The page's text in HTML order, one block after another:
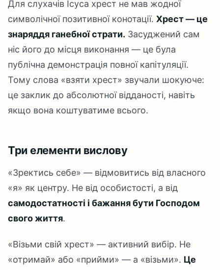
Для слухачів Ісуса хрест не мав жодної
символічної позитивної конотації. Хрест — це
знаряддя ганебної страти. Засуджений сам
ніс його до місця виконання — це була
публічна демонстрація повної капітуляції.
Тому слова «взяти хрест» звучали шокуюче:
це заклик до абсолютної відданості, навіть
якщо вона коштуватиме всього.
Три елементи вислову
«Зректись себе» — відмовитись від власного
«я» як центру. Не від особистості, а від
самодостатності і бажання бути Господом
свого життя.
«Візьми свій хрест» — активний вибір. Не
«отримай» або «прийми» — а «візьми». Це